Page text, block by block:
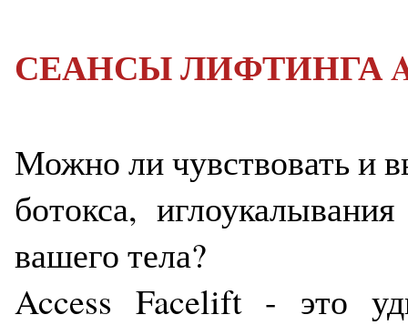
СЕАНСЫ ЛИФТИНГА
Можно ли чувствовать и
ботокса,
вашего тела?
Access Facelift - это